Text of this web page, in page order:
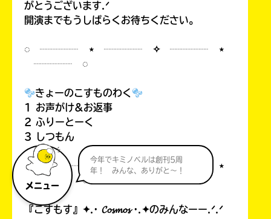
メニュー
今年でキミノベルは創刊5周
年！ みんな、ありがと～！
がとうございます.ᐟ
開演までもうしばらくお待ちください。
◌ ┈┈┈┈ ⋆ ┈┈┈┈ ✧ ┈┈┈┈ ⋆
┈┈┈┈ ◌
きょーのこすものわく
1 お声がけ&お返事
2 ふりーとーく
3 しつもん
◌ ┈┈┈┈ ⋆ ┈┈┈┈ ✧ ┈┈┈┈ ⋆
┈┈┈┈ ◌
『こすもす』✦.· 𝓒𝓸𝓼𝓶𝓸𝓼 ·.✦のみんなーー.ᐟ.ᐟ